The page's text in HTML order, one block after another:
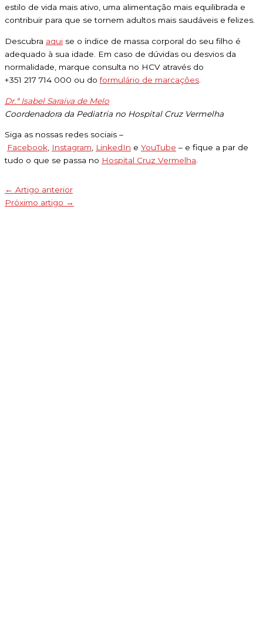
estilo de vida mais ativo, uma alimentação mais equilibrada e
contribuir para que se tornem adultos mais saudáveis e felizes.
Descubra aqui se o índice de massa corporal do seu filho é
adequado à sua idade. Em caso de dúvidas ou desvios da
normalidade, marque consulta no HCV através do
+351 217 714 000 ou doformulário de marcações
Dr.ª Isabel Saraiva de Melo
Coordenadora da Pediatria no Hospital Cruz Vermelha
Siga as nossas redes sociais –
Facebook, Instagram, LinkedIn e YouTube – e fique a par de
tudo o que se passa no Hospital Cruz Vermelha.
← Artigo anterior
Próximo artigo →